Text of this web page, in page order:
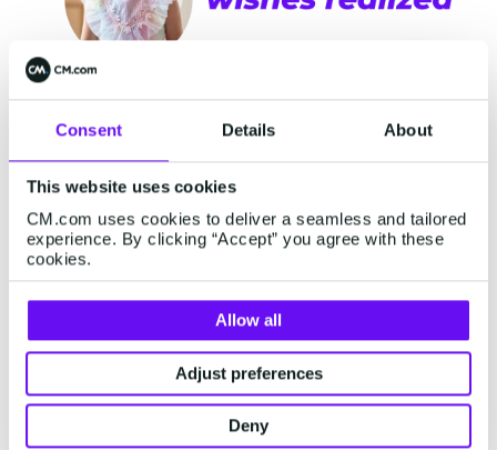
Consent Details About
This website uses cookies
CM.com uses cookies to deliver a seamless and tailored
experience. By clicking “Accept” you agree with these
cookies.
Allow all
Adjust preferences
Deny
贴心的活动设计和专业的技术支
持
Vos认为，Make-A-Wish荷兰基金会的成功，离不开
RTL节目本身的影响力，以及CM.com精心策划的活动设
计与过硬的技术支持。在RTL Boulevard节目中，观众们
向7171发送“WISH”信息，随即便会收到一条自动回复
短信，其中附有一条通往捐赠页面的链接。该页面以
Make-A-Wish荷兰基金会的品牌形象精心打造，捐赠者
可在此自由选择捐赠金额，并安全地完成iDEAL支付。在
后续的节目中，通过聊天的方式引导捐赠者进行其他操